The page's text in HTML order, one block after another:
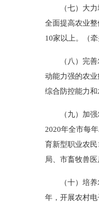
（七）大力培
全面提高农业
10家以上。（
（八）完善农
动能力强的农
综合防控能力
（九）加强农
2020年全市每
育新型职业农
局、市畜牧兽
（十）培养农
年，开展农村